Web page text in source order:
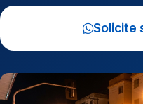
Solicite